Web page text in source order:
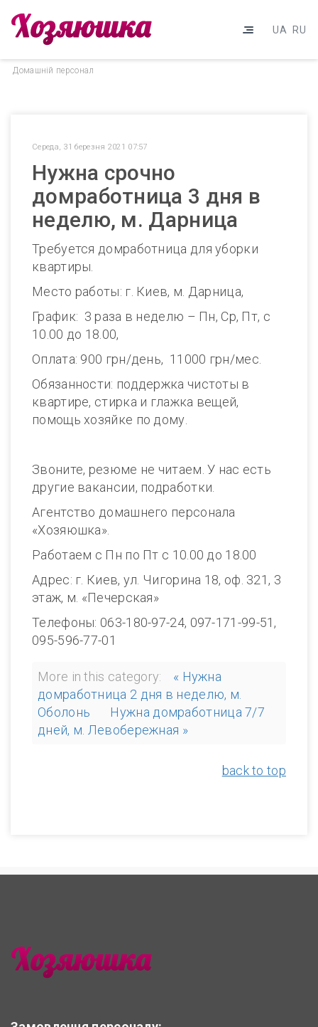
UA RU
Домашнiй персонал
Середа, 31 березня 2021 07:57
Нужна срочно
домработница 3 дня в
неделю, м. Дарница
Требуется домработница для уборки
квартиры.
Место работы: г. Киев, м. Дарница,
График: 3 раза в неделю – Пн, Ср, Пт, с
10.00 до 18.00,
Оплата: 900 грн/день, 11000 грн/мес.
Обязанности: поддержка чистоты в
квартире, стирка и глажка вещей,
помощь хозяйке по дому.
Звоните, резюме не читаем. У нас есть
другие вакансии, подработки.
Агентство домашнего персонала
«Хозяюшка».
Работаем с Пн по Пт с 10.00 до 18.00
Адрес: г. Киев, ул. Чигорина 18, оф. 321, 3
этаж, м. «Печерская»
Телефоны: 063-180-97-24, 097-171-99-51,
095-596-77-01
More in this category:
« Нужна
домработница 2 дня в неделю, м.
Оболонь
Нужна домработница 7/7
дней, м. Левобережная »
back to top